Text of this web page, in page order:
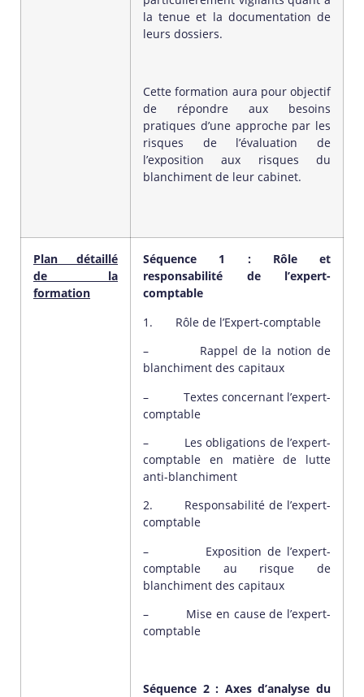
la tenue et la documentation de
leurs dossiers.
Cette formation aura pour objectif
de répondre aux besoins
pratiques d’une approche par les
risques de l’évaluation de
l’exposition aux risques du
blanchiment de leur cabinet.
Plan détaillé
de la
formation
Séquence 1 : Rôle et
responsabilité de l’expert-
comptable
1. Rôle de l’Expert-comptable
– Rappel de la notion de
blanchiment des capitaux
– Textes concernant l’expert-
comptable
– Les obligations de l’expert-
comptable en matière de lutte
anti-blanchiment
2. Responsabilité de l’expert-
comptable
– Exposition de l’expert-
comptable au risque de
blanchiment des capitaux
– Mise en cause de l’expert-
comptable
Séquence 2 : Axes d’analyse du